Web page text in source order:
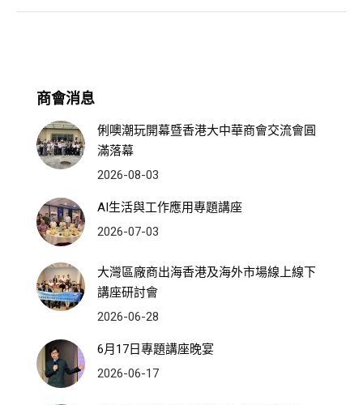
商會消息
俐噢潮玩開幕暨香港大中華商會交流會圓
滿落幕
2026-08-03
AI生活與工作應用專題講座
2026-07-03
大灣區廠商出海香港及海外市場線上線下
講座研討會
2026-06-28
6月17日專題講座晚宴
2026-06-17